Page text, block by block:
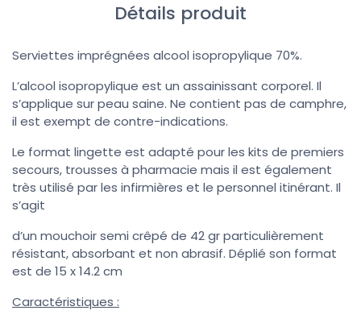
Détails produit
Serviettes imprégnées alcool isopropylique 70%.
L’alcool isopropylique est un assainissant corporel. Il
s’applique sur peau saine. Ne contient pas de camphre,
il est exempt de contre-indications.
Le format lingette est adapté pour les kits de premiers
secours, trousses à pharmacie mais il est également
très utilisé par les infirmières et le personnel itinérant. Il
s’agit
d’un mouchoir semi crêpé de 42 gr particulièrement
résistant, absorbant et non abrasif. Déplié son format
est de 15 x 14.2 cm
Caractéristiques :